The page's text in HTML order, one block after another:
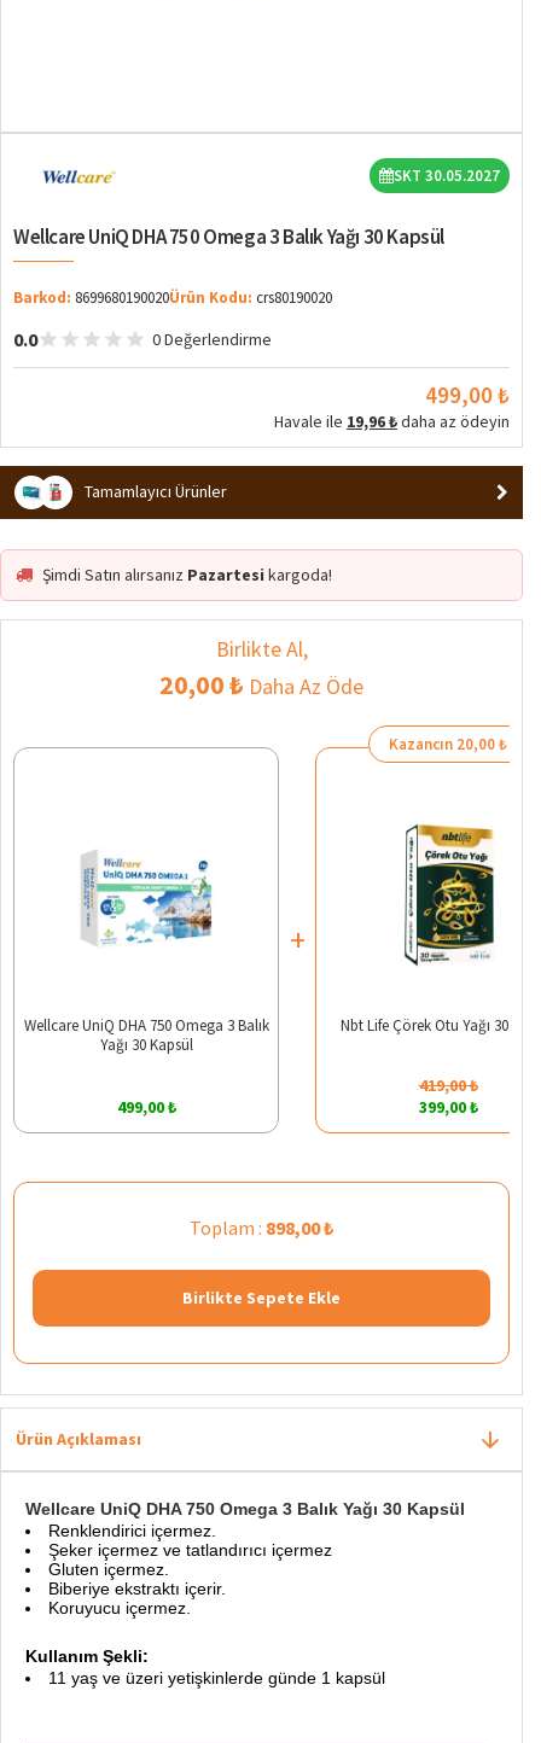
SKT 30.05.2027
Wellcare UniQ DHA 750 Omega 3 Balık Yağı 30 Kapsül
Barkod: 8699680190020Ürün Kodu: crs80190020
0.0 0 Değerlendirme
499,00 ₺
Havale ile 19,96 ₺daha az ödeyin
Tamamlayıcı Ürünler
Şimdi Satın alırsanız Pazartesi kargoda!
Birlikte Al,
20,00 ₺ Daha Az Öde
Wellcare UniQ DHA 750 Omega 3 Balık
Yağı 30 Kapsül
499,00 ₺
+
Kazancın 20,00 ₺
Nbt Life Çörek Otu Yağı 30
419,00 ₺
399,00 ₺
Toplam : 898,00 ₺
Birlikte Sepete Ekle
Ürün Açıklaması
Wellcare UniQ DHA 750 Omega 3 Balık Yağı 30 Kapsül
Renklendirici içermez.
Şeker içermez ve tatlandırıcı içermez
Gluten içermez.
Biberiye ekstraktı içerir.
Koruyucu içermez.
Kullanım Şekli:
11 yaş ve üzeri yetişkinlerde günde 1 kapsül